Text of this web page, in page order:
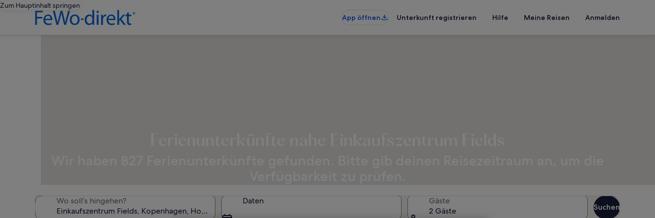
Zum Hauptinhalt springen
App öffnen
Unterkunft registrieren Hilfe Meine Reisen Anmelden
Wo soll’s hingehen? Daten
Gäste
2 Gäste
Suchen